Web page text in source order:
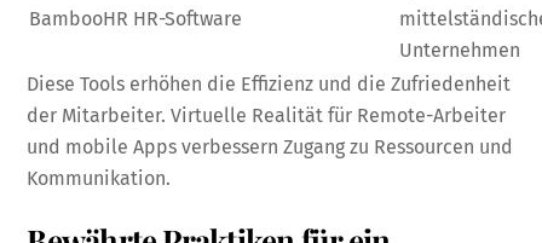
BambooHR HR-Software
Unternehmen
Diese Tools erhöhen die Effizienz und die Zufriedenheit
der Mitarbeiter. Virtuelle Realität für Remote-Arbeiter
und mobile Apps verbessern Zugang zu Ressourcen und
Kommunikation.